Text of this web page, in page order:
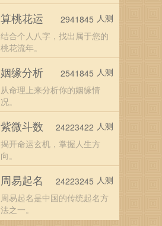
算桃花运
结合个人八字，找出属于您的
桃花流年。
2941845 人测
姻缘分析
从命理上来分析你的姻缘情
况。
2541845 人测
紫微斗数
揭开命运玄机，掌握人生方
向。
24223422 人测
周易起名
周易起名是中国的传统起名方
法之一。
24223245 人测